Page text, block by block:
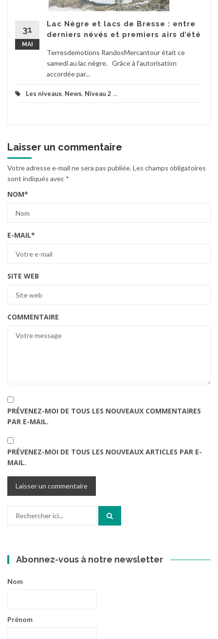
31
MAI
Lac Nègre et lacs de Bresse : entre
derniers névés et premiers airs d’été
Terresdemotions RandosMercantour était ce
samedi au lac nègre. Grâce à l'autorisation
accordée par...
Les niveaux, News, Niveau 2 ...
Laisser un commentaire
Votre adresse e-mail ne sera pas publiée.Les champs obligatoires
sont indiqués avec *
NOM*
E-MAIL*
SITE WEB
COMMENTAIRE
PRÉVENEZ-MOI DE TOUS LES NOUVEAUX COMMENTAIRES
PAR E-MAIL.
PRÉVENEZ-MOI DE TOUS LES NOUVEAUX ARTICLES PAR E-
MAIL.
Abonnez-vous à notre newsletter
Nom
Prénom